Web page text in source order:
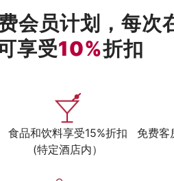
会员计划，每次
享受10%折扣
食品和饮料享受15%折扣
(特定酒店内）
免费客